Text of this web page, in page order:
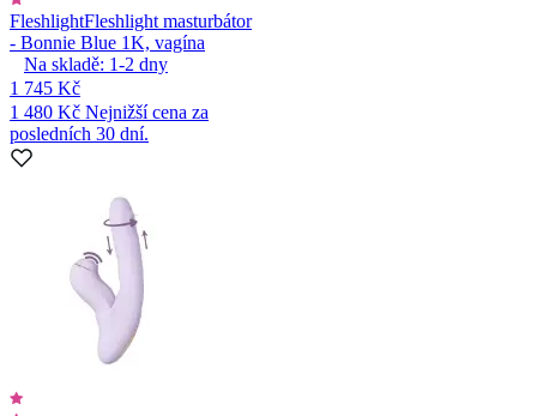
FleshlightFleshlight masturbátor
- Bonnie Blue 1K, vagína
Na skladě: 1-2 dny
1 745 Kč
1 480 Kč Nejnižší cena za
posledních 30 dní.